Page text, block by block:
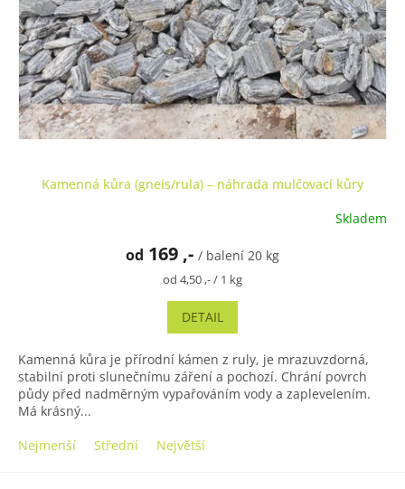
Kamenná kůra (gneis/rula) – náhrada mulčovací kůry
Skladem
od 169 ,- / balení 20 kg
Měrná
od 4,50 ,- / 1 kg
DETAIL
Kamenná kůra je přírodní kámen z ruly, je mrazuvzdorná,
stabilní proti slunečnímu záření a pochozí. Chrání povrch
půdy před nadměrným vypařováním vody a zaplevelením.
Má krásný...
Nejmenší
Střední Největší